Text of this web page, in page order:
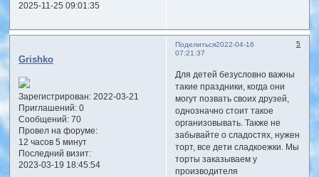
2025-11-25 09:01:35
Поделиться 5
2022-04-16
07:21:37
Grishko
Зарегистрирован: 2022-03-21
Приглашений:0
Сообщений:70
Провел на форуме:
12 часов 5 минут
Последний визит:
2023-03-19 18:45:54
Для детей безусловно важны
такие праздники, когда они
могут позвать своих друзей,
однозначно стоит такое
организовывать. Также не
забывайте о сладостях, нужен
торт, все дети сладкоежки. Мы
торты заказываем у
производителя